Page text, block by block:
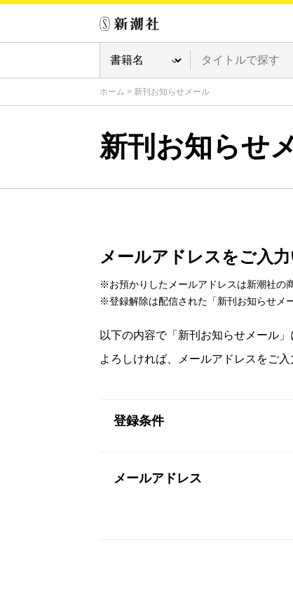
ホーム > 新刊お知らせメール
新刊お知らせ
メールアドレスをご入
※お預かりしたメールアドレスは新潮社の
※登録解除は配信された「新刊お知らせメ
以下の内容で「新刊お知らせメール」
よろしければ、メールアドレスをご
登録条件
メールアドレス